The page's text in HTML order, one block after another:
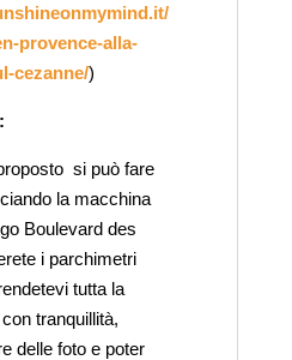
provence-alla-
cezanne/)
si può fare
la macchina
Boulevard des
i parchimetri
tutta la
tranquillità,
delle foto e poter